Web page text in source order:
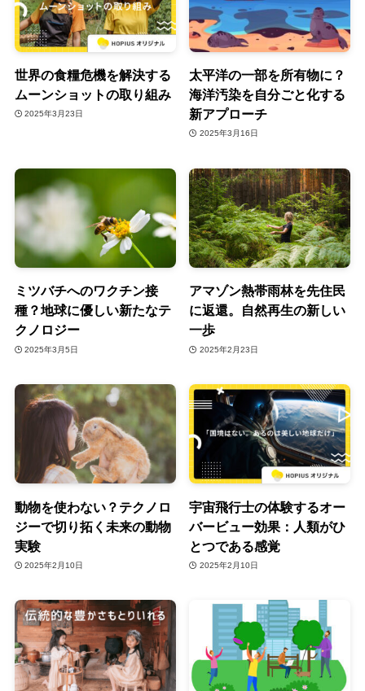
世界の食糧危機を解決する
ムーンショットの取り組み
2025年3月23日
太平洋の一部を所有物に？
海洋汚染を自分ごと化する
新アプローチ
2025年3月16日
ミツバチへのワクチン接
種？地球に優しい新たなテ
クノロジー
2025年3月5日
アマゾン熱帯雨林を先住民
に返還。自然再生の新しい
一歩
2025年2月23日
動物を使わない？テクノロ
ジーで切り拓く未来の動物
実験
2025年2月10日
宇宙飛行士の体験するオー
バービュー効果：人類がひ
とつである感覚
2025年2月10日